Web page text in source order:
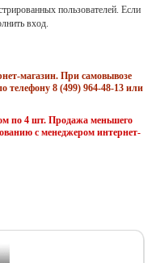
пользователей. Если
вход.
магазин. При самовывозе
телефону 8 (499) 964-48-13 или
по 4 шт. Продажа меньшего
с менеджером интернет-